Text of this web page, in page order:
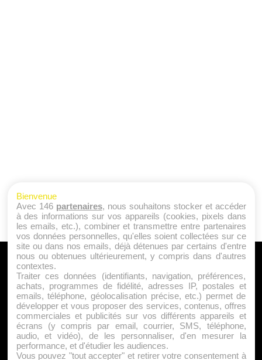
A PROPOS
Qui sommes nous ?
Mentions Légales
Publicité
Politique de Cookies
Contact
Bienvenue
Avec 146 partenaires, nous souhaitons stocker et accéder
à des informations sur vos appareils (cookies, pixels dans
les emails, etc.), combiner et transmettre entre partenaires
vos données personnelles, qu'elles soient collectées sur ce
site ou dans nos emails, déjà détenues par certains d'entre
nous ou obtenues ultérieurement, y compris dans d'autres
contextes.
Traiter ces données (identifiants, navigation, préférences,
achats, programmes de fidélité, adresses IP, postales et
emails, téléphone, géolocalisation précise, etc.) permet de
développer et vous proposer des services, contenus, offres
commerciales et publicités sur vos différents appareils et
écrans (y compris par email, courrier, SMS, téléphone,
audio, et vidéo), de les personnaliser, d'en mesurer la
performance, et d'étudier les audiences.
Vous pouvez "tout accepter" et retirer votre consentement à